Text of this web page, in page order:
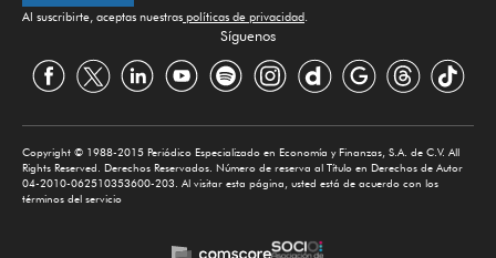
Al suscribirte, aceptas nuestras políticas de privacidad.
Síguenos
Copyright © 1988-2015 Periódico Especializado en Economía y Finanzas, S.A. de C.V. All
Rights Reserved. Derechos Reservados. Número de reserva al Título en Derechos de Autor
04-2010-062510353600-203. Al visitar esta página, usted está de acuerdo con los
términos del servicio